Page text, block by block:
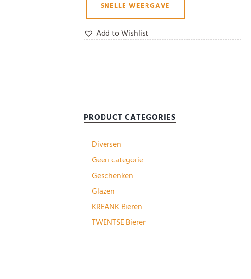
SNELLE WEERGAVE
Add to Wishlist
PRODUCT CATEGORIES
Diversen
Geen categorie
Geschenken
Glazen
KREANK Bieren
TWENTSE Bieren